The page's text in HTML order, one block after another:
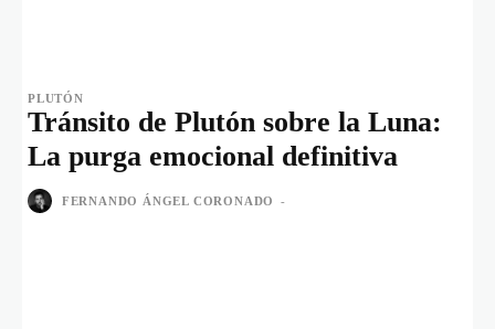
PLUTÓN
Tránsito de Plutón sobre la Luna:
La purga emocional definitiva
FERNANDO ÁNGEL CORONADO -